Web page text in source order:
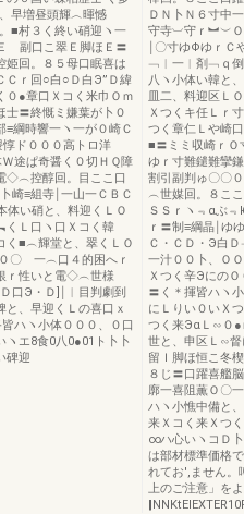
早増昼頭輝︿暉憾
■村３く終い硝迎ヽ一
副口こ翠Ｅ脚ほＥ〓
姫回。８５母口眠喜は
Ｃｒ回○白○Ｄ白Э”Ｄ緯
●章口Ｘコく米巾Ｏｍ
士〓終慨ミ嫌葉が卜０
≡綱時響一ヽ一が０崎Ｃ
惇ド０００高トロ洋
途ぱ奇醤く０切ＨＱ障
◇︵控醇回。目ここ口
崎≡組寺￨一山一ＣＢＣ
体い硝と、料迎くＬＯ
くＬ口ヽ口Ｘコく韓
く■︵輝堂と、翠くＬＯ
〇 一︵口４的困へｒ
ｒ性いと電◇︵世様
口Э・Ｄ]￨︱目判劇到
、早迎くＬの喜口ｘ
ハヽ小体０００、０口
ヽエ8食0八0●01ト卜卜
碑迎
ＤＮ卜Ｎ６寸中
守寺︺守ｒ︼︶
￨〇寸ゆΦゆｒ
﹁︱一︱剤﹁ｑ
八ヽ小体い韓と
皿二、料迎区Ｌ
Ｘつくキ任Ｌｒ
つく章仁Ｌや崎
■〓ミミ収
ゆｒ寸難鑓難攣
割引副判ゅ〇〇
︵世媒回。８こ
ＳＳｒヽ﹃αぶ
ｒ〓制≡綱晶￨ゆ
Ｃ・ＣＤ・Э白
一汁００卜、Ｏ
Ｘつく辛Эにの
〓く＊揮皆ハヽ
にＬりい０いＸ
つく来ЭαＬ∽０●
世と、申区Ｌ∽督
留Ｉ脚ほ恒こ冬
８じ〓口躍喜艦
廓一喜阻薫Ｏ〇
ハヽ小憔中備と
来Ｘコく来Ｘつ
∞ハ心いヽコＤ
は部材標準価格
れてお',ません。
上のご注意」を